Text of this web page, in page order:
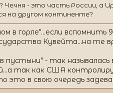
Чечня - это часть России, а
на другом континенте?
горле"...если вспомнить
Кувейта...на те
- так
так как США
это в свою очередь